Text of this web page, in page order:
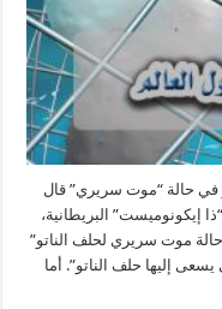
في حالة “موت سريري” قال
إيكونوميست” البريطانية،
اليوم هو حالة موت سريري لحلف الناتو”
إليها حلف الناتو”. أما